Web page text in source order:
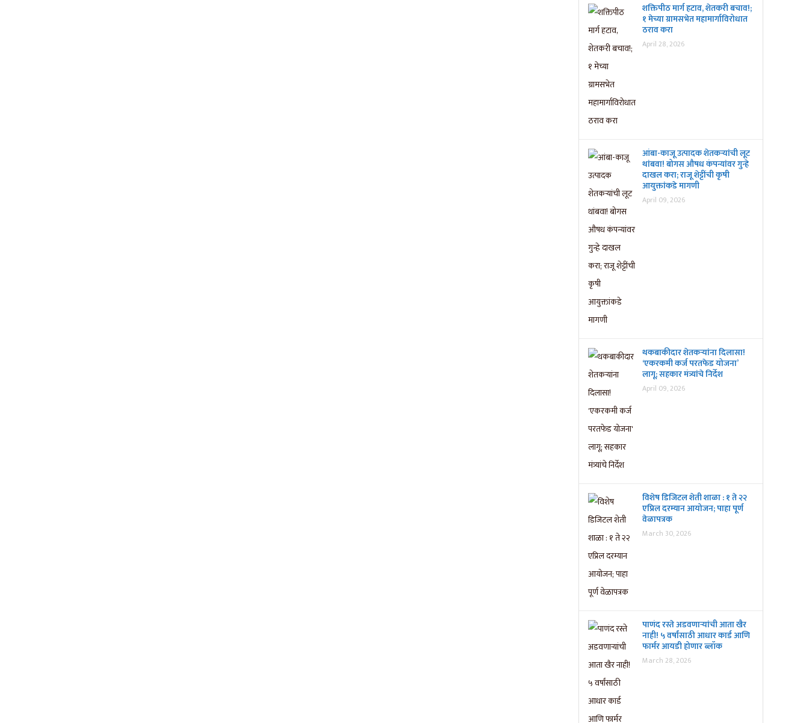
शक्तिपीठ मार्ग हटाव, शेतकरी बचाव!;
१ मेच्या ग्रामसभेत महामार्गाविरोधात
ठराव करा
April 28, 2026
आंबा-काजू उत्पादक शेतकऱ्यांची लूट
थांबवा! बोगस औषध कंपन्यांवर गुन्हे
दाखल करा; राजू शेट्टींची कृषी
आयुक्तांकडे मागणी
April 09, 2026
थकबाकीदार शेतकऱ्यांना दिलासा!
‘एकरकमी कर्ज परतफेड योजना’
लागू; सहकार मंत्र्यांचे निर्देश
April 09, 2026
विशेष डिजिटल शेती शाळा : १ ते २२
एप्रिल दरम्यान आयोजन; पाहा पूर्ण
वेळापत्रक
March 30, 2026
पाणंद रस्ते अडवणाऱ्यांची आता खैर
नाही! ५ वर्षांसाठी आधार कार्ड आणि
फार्मर आयडी होणार ब्लॉक
March 28, 2026